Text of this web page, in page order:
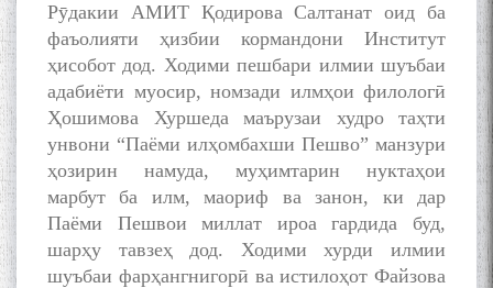
Рӯдакии АМИТ Қодирова Салтанат оид ба
фаъолияти ҳизбии кормандони Институт
ҳисобот дод. Ходими пешбари илмии шуъбаи
адабиёти муосир, номзади илмҳои филологӣ
Ҳошимова Хуршеда маърузаи худро таҳти
унвони “Паёми илҳомбахши Пешво” манзури
ҳозирин намуда, муҳимтарин нуктаҳои
марбут ба илм, маориф ва занон, ки дар
Паёми Пешвои миллат ироа гардида буд,
шарҳу тавзеҳ дод. Ходими хурди илмии
шуъбаи фарҳангнигорӣ ва истилоҳот Файзова
The Persian Gulf Beautiful
poetry from Устод Мумин
and Master Mehryar
Mehrafarin about the conflict
of the name of the Persian
Gulf